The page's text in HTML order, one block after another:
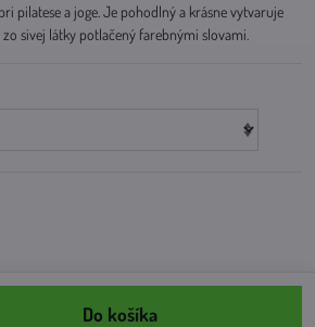
pilatese a joge. Je pohodlný a krásne vytvaruje
sivej látky potlačený farebnými slovami.
Do košíka